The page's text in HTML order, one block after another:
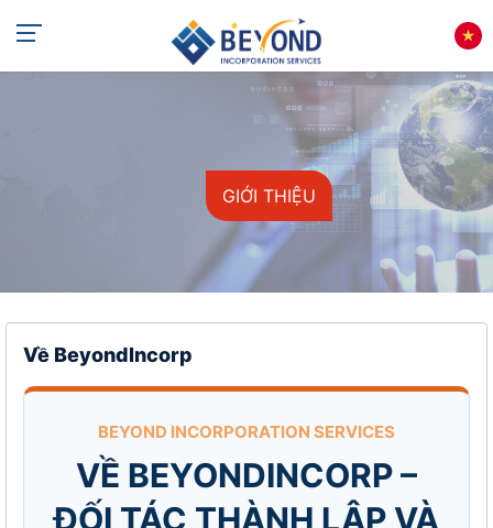
GIỚI THIỆU
Về BeyondIncorp
BEYOND INCORPORATION SERVICES
VỀ BEYONDINCORP –
ĐỐI TÁC THÀNH LẬP VÀ